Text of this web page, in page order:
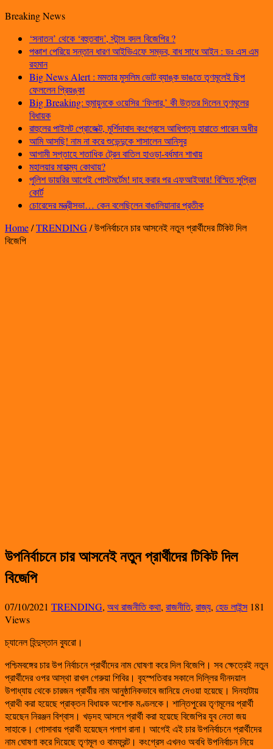
Breaking News
‘সনাতন’ থেকে ‘বহুতবাদ’, স্টান্স বদল বিজেপির ?
পঞ্চাশ পেরিয়ে সন্তান ধারণ আইভিএফে সম্ভব, বাধ সাধে আইন : ডঃ এস এম
রহমান
Big News Alert : মমতার মুসলিম ভোট ব্যাঙ্ক ভাঙতে তৃণমূলেই ছিপ
ফেললেন প্রিয়ঙ্কা
Big Breaking: হুমায়ুনকে ওয়েসির ‘ফিলার,’ কী উত্তর দিলেন তৃণমূলের
বিধায়ক
রাহুলের পাইলট প্রোজেক্ট, মুর্শিদাবাদ কংগ্রেসে আধিপত্য হারাতে পারেন অধীর
আমি আসছি! নাম না করে শুভেন্দুকে শাসালেন আনিসুর
আগামী সপ্তাহে শতাধিক ট্রেন বাতিল হাওড়া-বর্ধমান শাখায়
মহালয়ার মাহাত্ম্য কোথায়?
পুলিশ ডায়রির আগেই পোস্টমর্টেম! দাহ করার পর এফআইআর! বিস্মিত সুপ্রিম
কোর্ট
চোরেদের মন্ত্রীসভা… কেন বলেছিলেন বাঙালিয়ানার প্রতীক
Home/TRENDING/উপনির্বাচনে চার আসনেই নতুন প্রার্থীদের টিকিট দিল
বিজেপি
উপনির্বাচনে চার আসনেই নতুন প্রার্থীদের টিকিট দিল
বিজেপি
07/10/2021 TRENDING, অথ রাজনীতি কথা, রাজনীতি, রাজ্য, হেড লাইন্স 181
Views
চ্যানেল হিন্দুস্তান ব্যুরো।
পশ্চিমবঙ্গের চার উপ নির্বাচনে প্রার্থীদের নাম ঘোষণা করে দিল বিজেপি। সব ক্ষেত্রেই নতুন
প্রার্থীদের ওপর আস্থা রাখল গেরুয়া শিবির। বৃহস্পতিবার সকালে দিল্লির দীনদয়াল
উপাধ্যায় থেকে চারজন প্রার্থীর নাম আনুষ্ঠানিকভাবে জানিয়ে দেওয়া হয়েছে। দিনহাটায়
প্রাথী করা হয়েছে প্রাক্তন বিধায়ক অশোক মণ্ডলকে। শান্তিপুরের তৃণমূলের প্রার্থী
হয়েছেন নিরঞ্জন বিশ্বাস। খড়দহ আসনে প্রার্থী করা হয়েছে বিজেপির যুব নেতা জয়
সাহাকে। গোসাবায় প্রার্থী হয়েছেন পলাশ রানা। আগেই এই চার উপনির্বাচনে প্রার্থীদের
নাম ঘোষণা করে দিয়েছে তৃণমূল ও বামফ্রন্ট। কংগ্রেস এখনও অবধি উপনির্বাচন নিয়ে